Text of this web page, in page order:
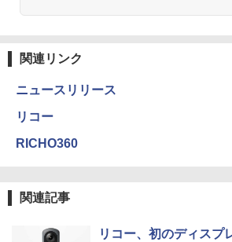
関連リンク
ニュースリリース
リコー
RICHO360
関連記事
リコー、初のディスプ